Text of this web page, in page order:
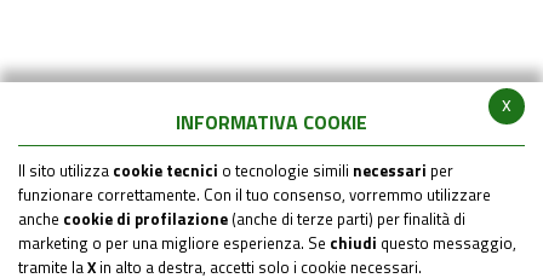
x
INFORMATIVA COOKIE
Il sito utilizza cookie tecnici o tecnologie simili necessari per
funzionare correttamente. Con il tuo consenso, vorremmo utilizzare
anche cookie di profilazione (anche di terze parti) per finalità di
marketing o per una migliore esperienza. Se chiudi questo messaggio,
tramite laX in alto a destra, accetti solo i cookie necessari.